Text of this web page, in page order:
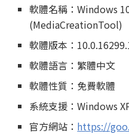
軟體名稱：Windows
(MediaCreationTool)
軟體版本：
軟體語言：繁體中文
軟體性質：免費軟體
系統支援：Windows
官方網站： https://